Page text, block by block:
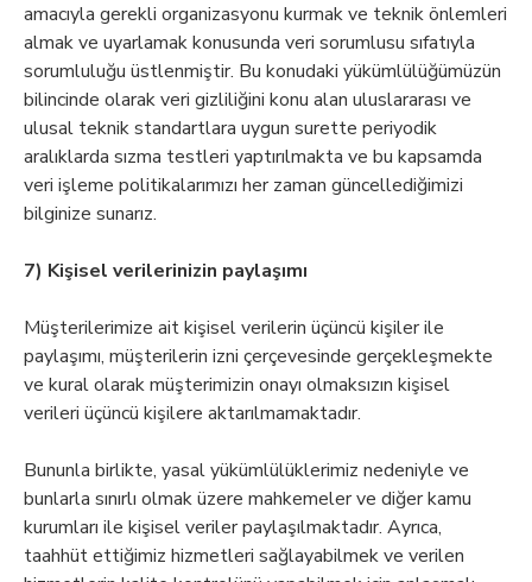
amacıyla gerekli organizasyonu kurmak ve teknik önlemleri
almak ve uyarlamak konusunda veri sorumlusu sıfatıyla
sorumluluğu üstlenmiştir. Bu konudaki yükümlülüğümüzün
bilincinde olarak veri gizliliğini konu alan uluslararası ve
ulusal teknik standartlara uygun surette periyodik
aralıklarda sızma testleri yaptırılmakta ve bu kapsamda
veri işleme politikalarımızı her zaman güncellediğimizi
bilginize sunarız.
7) Kişisel verilerinizin paylaşımı
Müşterilerimize ait kişisel verilerin üçüncü kişiler ile
paylaşımı, müşterilerin izni çerçevesinde gerçekleşmekte
ve kural olarak müşterimizin onayı olmaksızın kişisel
verileri üçüncü kişilere aktarılmamaktadır.
Bununla birlikte, yasal yükümlülüklerimiz nedeniyle ve
bunlarla sınırlı olmak üzere mahkemeler ve diğer kamu
kurumları ile kişisel veriler paylaşılmaktadır. Ayrıca,
taahhüt ettiğimiz hizmetleri sağlayabilmek ve verilen